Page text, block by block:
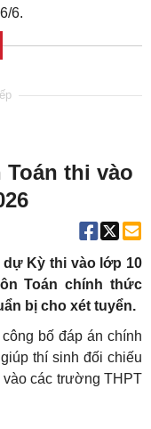
6.
thi vào
dự Kỳ thi vào lớp 10
Toán chính thức
bị cho xét tuyển.
bố đáp án chính
thí sinh đối chiếu
vào các trường THPT